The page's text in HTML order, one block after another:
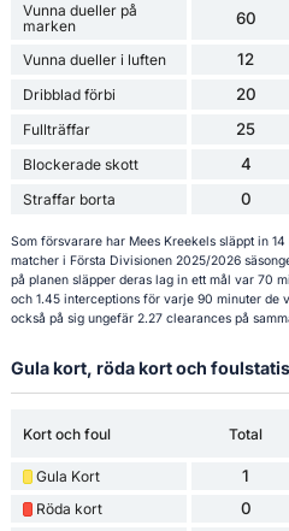
Vunna dueller på
marken
60
Vunna dueller i luften 12
Dribblad förbi 20
Fullträffar 25
Blockerade skott 4
Straffar borta 0
Som försvarare har Mees Kreekels släppt in
matcher i Första Divisionen 2025/2026
på planen släpper deras lag in ett mål var 70
och 1.45 interceptions för varje 90 minuter de
också på sig ungefär 2.27 clearances på
Gula kort, röda kort och
Kort och foul Total
Gula Kort 1
Röda kort 0